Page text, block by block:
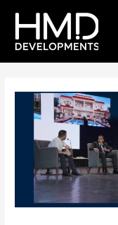
content
navigation